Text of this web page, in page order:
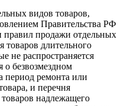
видов товаров,
Правительства РФ
продажи отдельных
товаров длительного
не распространяется
о безвозмездном
период ремонта или
и перечня
надлежащего